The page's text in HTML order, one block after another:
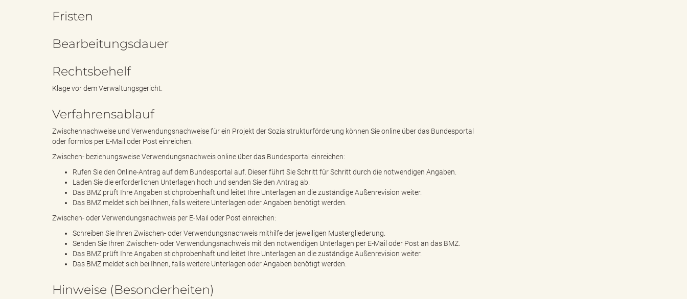
B
ö
r
Fristen
Bearbeitungsdauer
Rechtsbehelf
Klage vor dem Verwaltungsgericht.
Verfahrensablauf
Zwischennachweise und Verwendungsnachweise für ein Projekt der Sozialstrukturförderung können Sie online über das Bundesportal
oder formlos per E-Mail oder Post einreichen.
Zwischen- beziehungsweise Verwendungsnachweis online über das Bundesportal einreichen:
Rufen Sie den Online-Antrag auf dem Bundesportal auf. Dieser führt Sie Schritt für Schritt durch die notwendigen Angaben.
Laden Sie die erforderlichen Unterlagen hoch und senden Sie den Antrag ab.
Das BMZ prüft Ihre Angaben stichprobenhaft und leitet Ihre Unterlagen an die zuständige Außenrevision weiter.
Das BMZ meldet sich bei Ihnen, falls weitere Unterlagen oder Angaben benötigt werden.
Zwischen- oder Verwendungsnachweis per E-Mail oder Post einreichen:
Schreiben Sie Ihren Zwischen- oder Verwendungsnachweis mithilfe der jeweiligen Mustergliederung.
Senden Sie Ihren Zwischen- oder Verwendungsnachweis mit den notwendigen Unterlagen per E-Mail oder Post an das BMZ.
Das BMZ prüft Ihre Angaben stichprobenhaft und leitet Ihre Unterlagen an die zuständige Außenrevision weiter.
Das BMZ meldet sich bei Ihnen, falls weitere Unterlagen oder Angaben benötigt werden.
Hinweise (Besonderheiten)